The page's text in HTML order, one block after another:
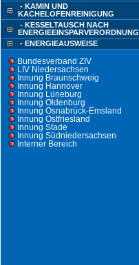
- KAMIN UND
KACHELOFENREINIGUNG
- KESSELTAUSCH NACH
ENERGIEEINSPARVERORDNUNG
- ENERGIEAUSWEISE
Bundesverband ZIV
LIV Niedersachsen
Innung Braunschweig
Innung Hannover
Innung Lüneburg
Innung Oldenburg
Innung Osnabrück-Emsland
Innung Ostfriesland
Innung Stade
Innung Südniedersachsen
Interner Bereich